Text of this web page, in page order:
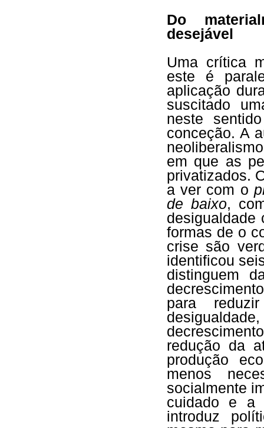
Do
desejável
Uma crítica
este é
aplicação
suscitado
neste
conceção. A
em que as
privatizados.
a ver com o
de baixo,
desigualdade
formas de o
crise são
identificou
distinguem
para
redução da
produção
menos
socialmente
cuidado e a
introduz